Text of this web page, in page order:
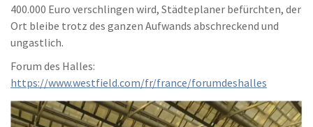
400.000 Euro verschlingen wird, Städteplaner befürchten, der
Ort bleibe trotz des ganzen Aufwands abschreckend und
ungastlich.
Forum des Halles:
https://www.westfield.com/fr/france/forumdeshalles